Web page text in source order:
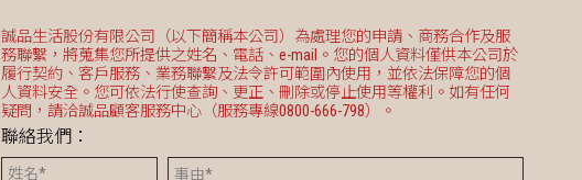
誠品生活股份有限公司（以下簡稱本公司）為處理您的申請、商務合作及服
務聯繫，將蒐集您所提供之姓名、電話、e-mail。您的個人資料僅供本公司於
履行契約、客戶服務、業務聯繫及法令許可範圍內使用，並依法保障您的個
人資料安全。您可依法行使查詢、更正、刪除或停止使用等權利。如有任何
疑問，請洽誠品顧客服務中心（服務專線0800-666-798）。
聯絡我們：